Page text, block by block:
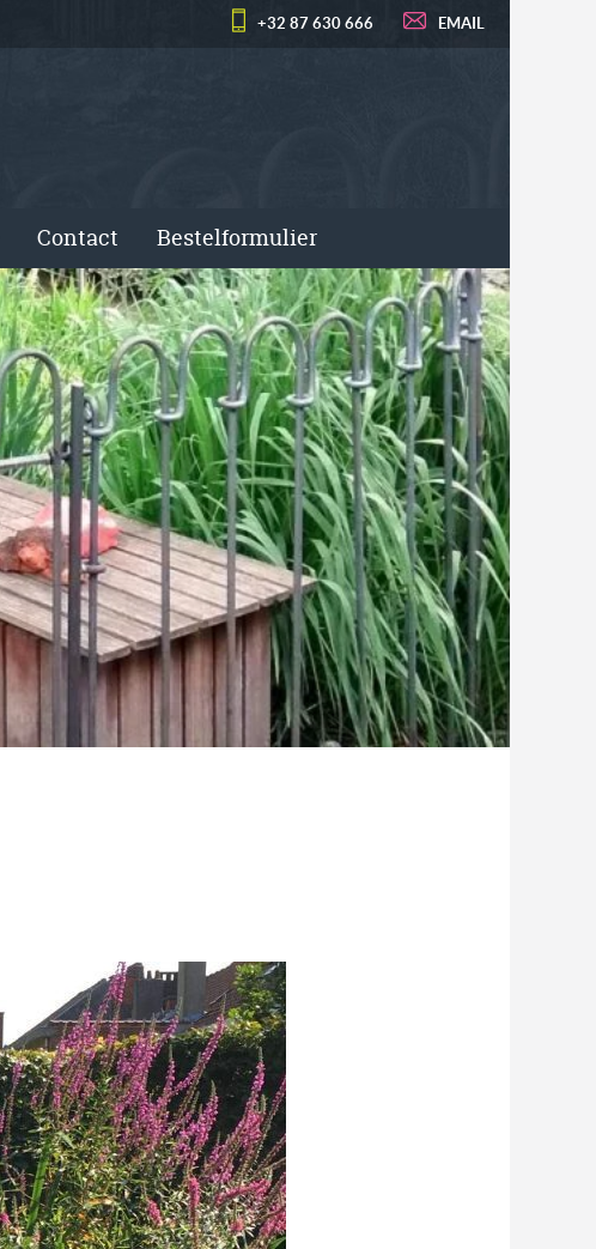
+32 87 630 666 EMAIL
Contact Bestelformulier